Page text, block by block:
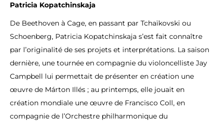
Patricia Kopatchinskaja
De Beethoven à Cage, en passant par Tchaïkovski ou
Schoenberg, Patricia Kopatchinskaja s’est fait connaître
par l’originalité de ses projets et interprétations. La saison
dernière, une tournée en compagnie du violoncelliste Jay
Campbell lui permettait de présenter en création une
œuvre de Márton Illés ; au printemps, elle jouait en
création mondiale une œuvre de Francisco Coll, en
compagnie de l’Orchestre philharmonique du